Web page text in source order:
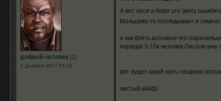
добрый человек[1]
3 Декабря 2017 01:54
А вот леся и боря это (могу
Мальцева то поглядывает и
я как блять вспомню что
порядка 5-10к человек.Писали
вот будет какой нить сходняк
чистый кайф)